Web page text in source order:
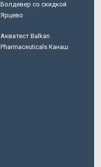
Болдевер со скидкой
Ярцево
Акватест Balkan
Pharmaceuticals Канаш